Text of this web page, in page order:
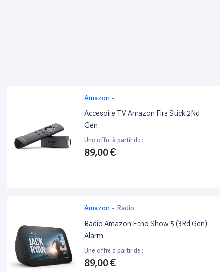
Amazon -
Accesoire TV Amazon Fire Stick 2Nd
Gen
Une offre à partir de :
89,00 €
Amazon - Radio
Radio Amazon Echo Show 5 (3Rd Gen)
Alarm
Une offre à partir de :
89,00 €